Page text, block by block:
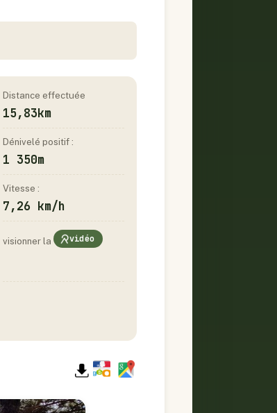
Distance effectuée
15,83km
Dénivelé positif :
1 350m
Vitesse :
7,26 km/h
visionner la vidéo